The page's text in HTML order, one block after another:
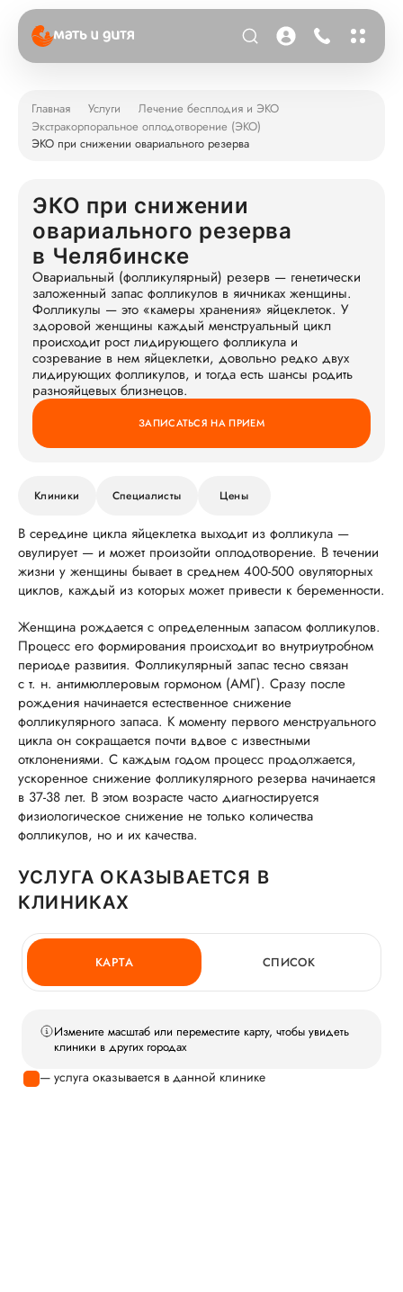
Главная Услуги
Лечение бесплодия и ЭКО
Экстракорпоральное оплодотворение (ЭКО)
ЭКО при снижении овариального резерва
ЭКО при снижении
овариального резерва
в Челябинске
Овариальный (фолликулярный) резерв — генетически
заложенный запас фолликулов в яичниках женщины.
Фолликулы — это «камеры хранения» яйцеклеток. У
здоровой женщины каждый менструальный цикл
происходит рост лидирующего фолликула и
созревание в нем яйцеклетки, довольно редко двух
лидирующих фолликулов, и тогда есть шансы родить
разнояйцевых близнецов.
ЗАПИСАТЬСЯ НА ПРИЕМ
Клиники Специалисты Цены
В середине цикла яйцеклетка выходит из фолликула —
овулирует — и может произойти оплодотворение. В течении
жизни у женщины бывает в среднем 400-500 овуляторных
циклов, каждый из которых может привести к беременности.
Женщина рождается с определенным запасом фолликулов.
Процесс его формирования происходит во внутриутробном
периоде развития. Фолликулярный запас тесно связан
с т. н. антимюллеровым гормоном (АМГ). Сразу после
рождения начинается естественное снижение
фолликулярного запаса. К моменту первого менструального
цикла он сокращается почти вдвое с известными
отклонениями. С каждым годом процесс продолжается,
ускоренное снижение фолликулярного резерва начинается
в 37-38 лет. В этом возрасте часто диагностируется
физиологическое снижение не только количества
фолликулов, но и их качества.
УСЛУГА ОКАЗЫВАЕТСЯ В
КЛИНИКАХ
КАРТА СПИСОК
Измените масштаб или переместите карту, чтобы увидеть
клиники в других городах
— услуга оказывается в данной клинике